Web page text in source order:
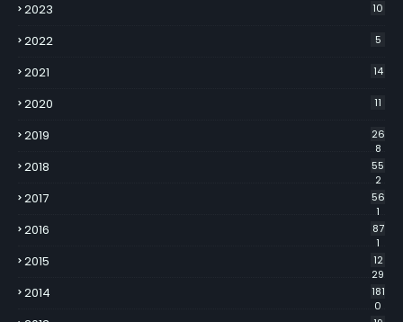
2023 10
2022 5
2021 14
2020 11
2019
26
8
2018
55
2
2017
56
1
2016
87
1
2015
12
29
2014
181
0